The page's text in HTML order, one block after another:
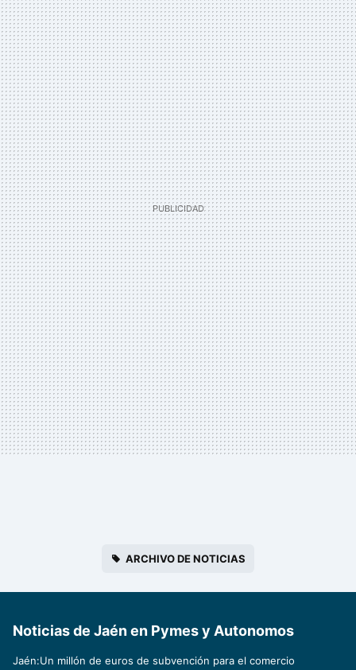
ARCHIVO DE NOTICIAS
Noticias de Jaén en Pymes y Autonomos
Jaén:Un millón de euros de subvención para el comercio